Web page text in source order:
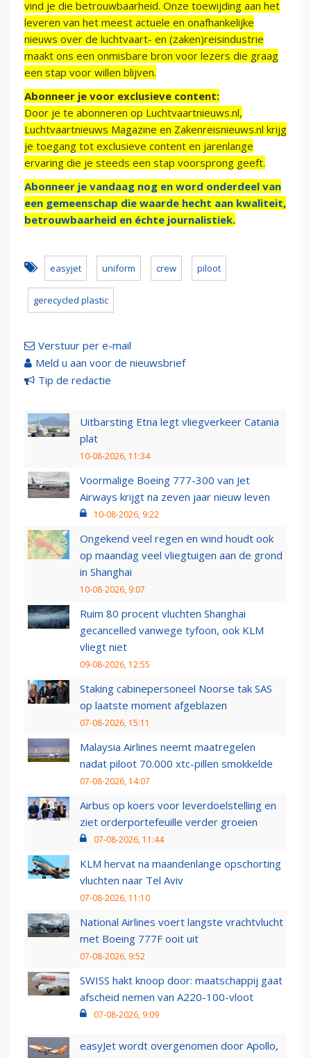
vind je die betrouwbaarheid. Onze toewijding aan het
leveren van het meest actuele en onafhankelijke
nieuws over de luchtvaart- en (zaken)reisindustrie
maakt ons een onmisbare bron voor lezers die graag
een stap voor willen blijven.
Abonneer je voor exclusieve content:
Door je te abonneren op Luchtvaartnieuws.nl,
Luchtvaartnieuws Magazine en Zakenreisnieuws.nl krijg
je toegang tot exclusieve content en jarenlange
ervaring die je steeds een stap voorsprong geeft.
Abonneer je vandaag nog en word onderdeel van
een gemeenschap die waarde hecht aan kwaliteit,
betrouwbaarheid en échte journalistiek.
easyjet uniform crew piloot
gerecycled plastic
Verstuur per e-mail
Meld u aan voor de nieuwsbrief
Tip de redactie
Uitbarsting Etna legt vliegverkeer Catania
plat
10-08-2026, 11:34
Voormalige Boeing 777-300 van Jet
Airways krijgt na zeven jaar nieuw leven
10-08-2026, 9:22
Ongekend veel regen en wind houdt ook
op maandag veel vliegtuigen aan de grond
in Shanghai
10-08-2026, 9:07
Ruim 80 procent vluchten Shanghai
gecancelled vanwege tyfoon, ook KLM
vliegt niet
09-08-2026, 12:55
Staking cabinepersoneel Noorse tak SAS
op laatste moment afgeblazen
07-08-2026, 15:11
Malaysia Airlines neemt maatregelen
nadat piloot 70.000 xtc-pillen smokkelde
07-08-2026, 14:07
Airbus op koers voor leverdoelstelling en
ziet orderportefeuille verder groeien
07-08-2026, 11:44
KLM hervat na maandenlange opschorting
vluchten naar Tel Aviv
07-08-2026, 11:10
National Airlines voert langste vrachtvlucht
met Boeing 777F ooit uit
07-08-2026, 9:52
SWISS hakt knoop door: maatschappij gaat
afscheid nemen van A220-100-vloot
07-08-2026, 9:09
easyJet wordt overgenomen door Apollo,